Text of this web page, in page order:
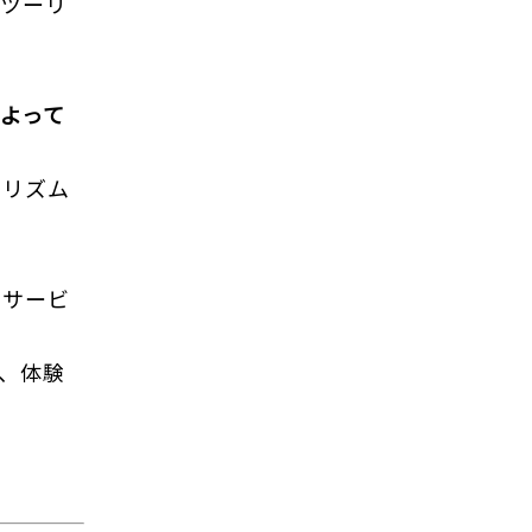
って
ズム
ービ
体験